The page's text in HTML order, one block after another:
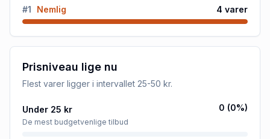
#1 Nemlig 4 varer
Prisniveau lige nu
Flest varer ligger i intervallet 25-50 kr.
Under 25 kr
De mest budgetvenlige tilbud
0 (0%)